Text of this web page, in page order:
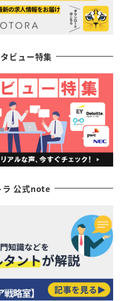
ビュー特集
ラ 公式note